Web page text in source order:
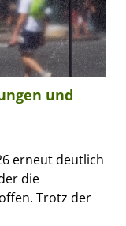
und
erneut deutlich
die
Trotz der